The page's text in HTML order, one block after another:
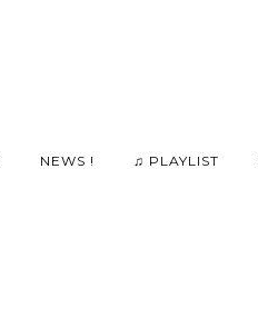
NEWS ! ♫ PLAYLIST